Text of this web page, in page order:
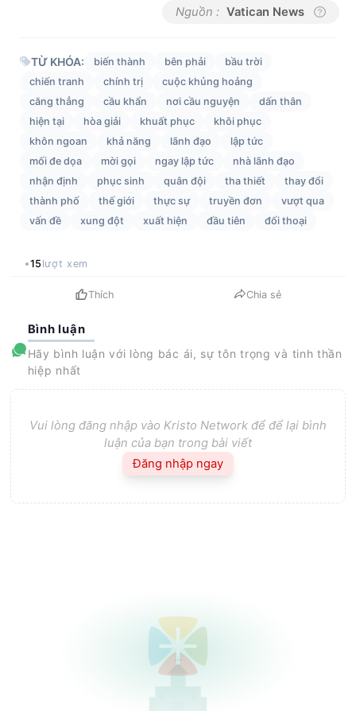
Nguồn : Vatican News
TỪ KHÓA: biến thành bên phải
bầu trời
chiến tranh
chính trị
cuộc khủng hoảng
căng thẳng
cầu khẩn nơi cầu nguyện
dấn thân
hiện tại
hòa giải khuất phục
khôi phục
khôn ngoan
khả năng lãnh đạo
lập tức
mối đe dọa
mời gọi ngay lập tức
nhà lãnh đạo
nhận định
phục sinh quân đội tha thiết
thay đổi
thành phố
thế giới thực sự truyền đơn
vượt qua
vấn đề
xung đột xuất hiện đầu tiên đối thoại
15 lượt xem
Thích Chia sẻ
Bình luận
Hãy bình luận với lòng bác ái, sự tôn trọng và tinh thần
hiệp nhất
Vui lòng đăng nhập vào Kristo Network để để lại bình
luận của bạn trong bài viết
Đăng nhập ngay